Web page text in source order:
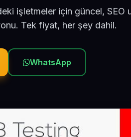
işletmeler için güncel, SEO
Tek fiyat, her şey dahil.
WhatsApp